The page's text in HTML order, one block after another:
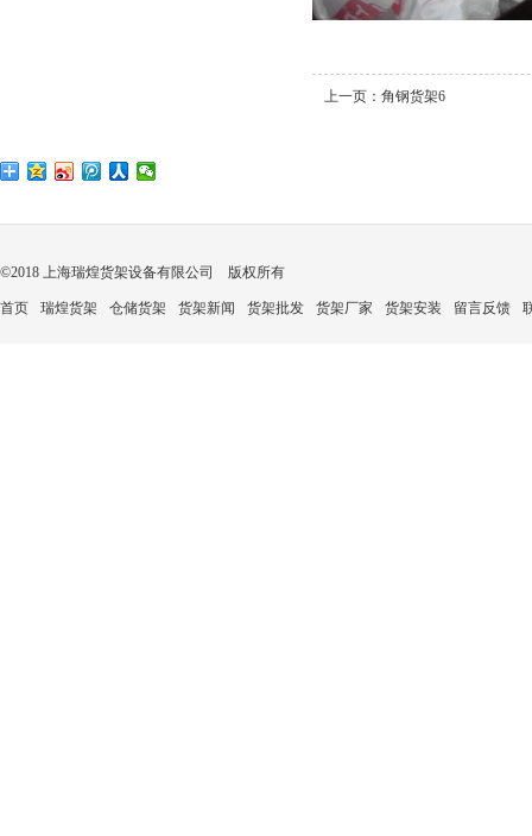
上一页： 角钢货架6
©2018 上海瑞煌货架设备有限公司 版权所有
首页 瑞煌货架 仓储货架 货架新闻 货架批发 货架厂家 货架安装 留言反馈